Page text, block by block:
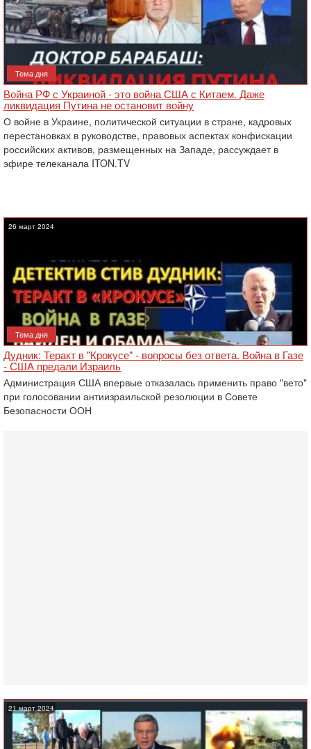
Тема дня
Война РФ с Украиной - это война США с Китаем. Даже
ликвидация Путина не остановит войну
О войне в Украине, политической ситуации в стране, кадровых
перестановках в руководстве, правовых аспектах конфискации
российских активов, размещенных на Западе, рассуждает в
эфире телеканала ITON.TV
26 март 2024
Тема дня
Дудник: Теракт в "Крокусе" - вопросы без ответа. Война в Газе
- США предали Израиль
Администрация США впервые отказалась применить право "вето"
при голосовании антиизраильской резолюции в Совете
Безопасности ООН
21 март 2024